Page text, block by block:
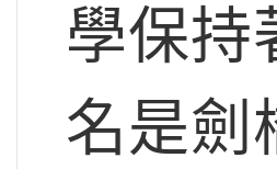
學保持
名是劍